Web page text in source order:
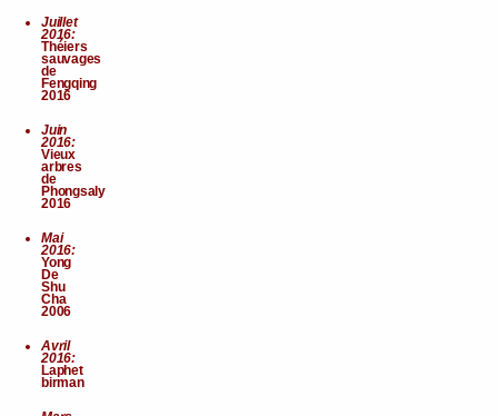
Juillet
2016:
Théiers
sauvages
de
Fengqing
2016
Juin
2016:
Vieux
arbres
de
Phongsaly
2016
Mai
2016:
Yong
De
Shu
Cha
2006
Avril
2016:
Laphet
birman